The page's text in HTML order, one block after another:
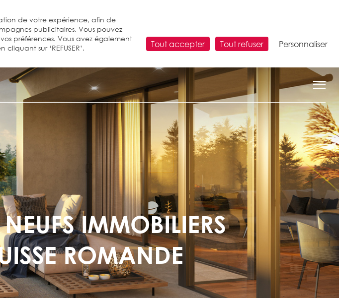
IMMOBILIERS
ROMANDE
de votre expérience, afin de
publicitaires. Vous pouvez
vos préférences. Vous avez également
sur ‘REFUSER’.
Tout accepter Tout refuser Personnaliser